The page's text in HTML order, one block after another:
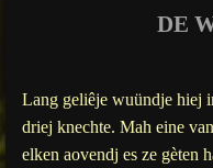
DE
Lang geliêje wuündje hiej
driej knechte. Mah eine
elken aovendj es ze gèten